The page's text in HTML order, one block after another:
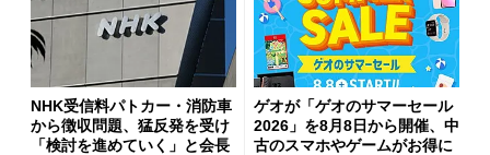
NHK受信料パトカー・消防車
から徴収問題、猛反発を受け
「検討を進めていく」と会長
ゲオが「ゲオのサマーセール
2026」を8月8日から開催、中
古のスマホやゲームがお得に